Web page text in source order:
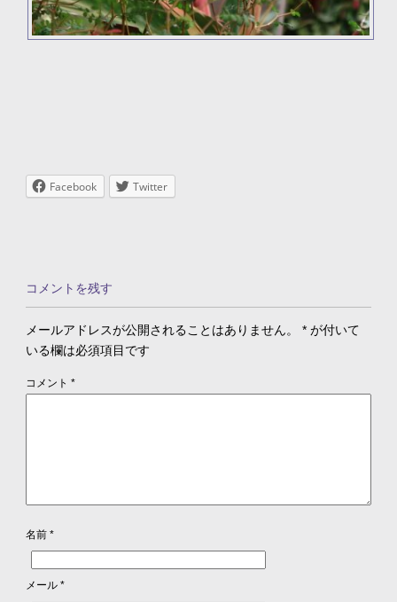
Facebook Twitter
コメントを残す
メールアドレスが公開されることはありません。 *が付いて
いる欄は必須項目です
コメント *
名前 *
メール *